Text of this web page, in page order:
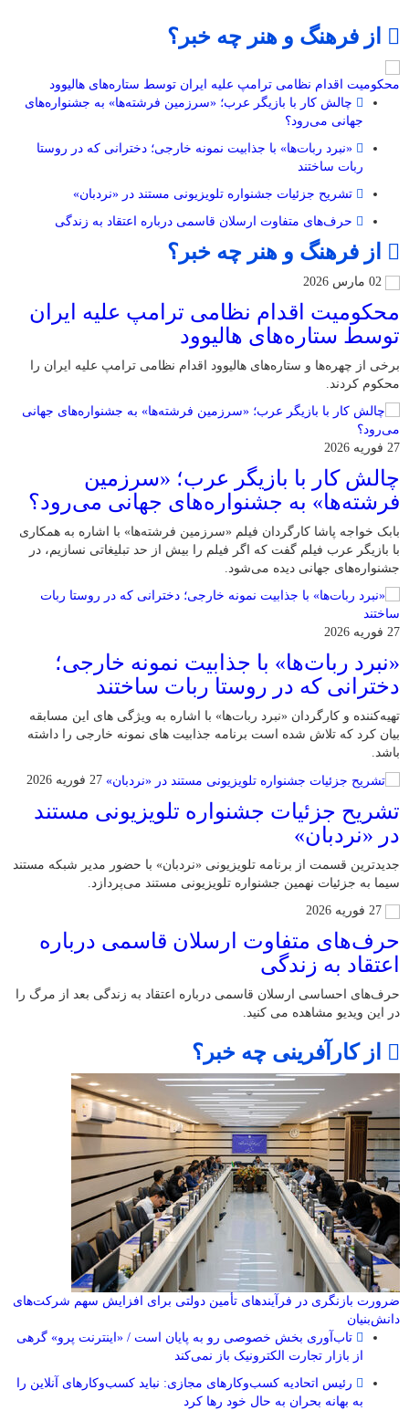
از فرهنگ و هنر چه خبر؟
محکومیت اقدام نظامی ترامپ علیه ایران توسط ستاره‌های هالیوود
چالش کار با بازیگر عرب؛ «سرزمین فرشته‌ها» به جشنواره‌های
جهانی می‌رود؟
«نبرد ربات‌ها» با جذابیت نمونه خارجی؛ دخترانی که در روستا
ربات ساختند
تشریح جزئیات جشنواره‌ تلویزیونی مستند در «نردبان»
حرف‌های متفاوت ارسلان قاسمی درباره اعتقاد به زندگی
از فرهنگ و هنر چه خبر؟
02 مارس 2026
محکومیت اقدام نظامی ترامپ علیه ایران
توسط ستاره‌های هالیوود
برخی از چهره‌ها و ستاره‌های هالیوود اقدام نظامی ترامپ علیه ایران را
محکوم کردند.
27 فوریه 2026
چالش کار با بازیگر عرب؛ «سرزمین
فرشته‌ها» به جشنواره‌های جهانی می‌رود؟
بابک خواجه پاشا کارگردان فیلم «سرزمین فرشته‌ها» با اشاره به همکاری
با بازیگر عرب فیلم گفت که اگر فیلم را بیش از حد تبلیغاتی نسازیم، در
جشنواره‌های جهانی دیده می‌شود.
27 فوریه 2026
«نبرد ربات‌ها» با جذابیت نمونه خارجی؛
دخترانی که در روستا ربات ساختند
تهیه‌کننده و کارگردان «نبرد ربات‌ها» با اشاره به ویژگی های این مسابقه
بیان کرد که تلاش شده است برنامه جذابیت های نمونه خارجی را داشته
باشد.
27 فوریه 2026
تشریح جزئیات جشنواره‌ تلویزیونی مستند
در «نردبان»
جدیدترین قسمت از برنامه‌ تلویزیونی «نردبان» با حضور مدیر شبکه مستند
سیما به جزئیات نهمین جشنواره‌ تلویزیونی مستند می‌پردازد.
27 فوریه 2026
حرف‌های متفاوت ارسلان قاسمی درباره
اعتقاد به زندگی
حرف‌های احساسی ارسلان قاسمی درباره اعتقاد به زندگی بعد از مرگ را
در این ویدیو مشاهده می کنید.
از کارآفرینی چه خبر؟
ضرورت بازنگری در فرآیندهای تأمین دولتی برای افزایش سهم شرکت‌های
دانش‌بنیان
تاب‌آوری بخش خصوصی رو به پایان است / «اینترنت پرو» گرهی
از بازار تجارت الکترونیک باز نمی‌کند
رئیس اتحادیه کسب‌وکارهای مجازی: نباید کسب‌وکارهای آنلاین را
به بهانه بحران به حال خود رها کرد